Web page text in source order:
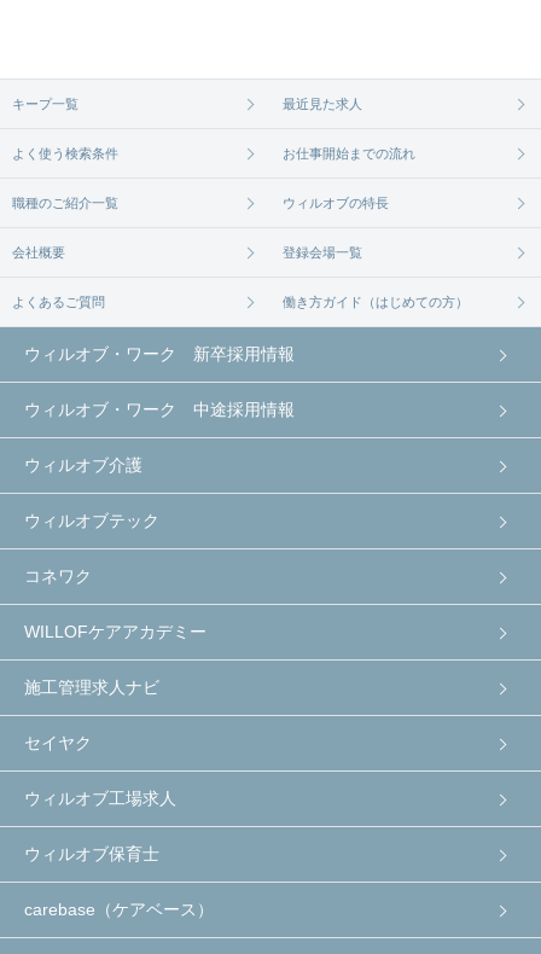
無料相談の登録はコチラから
キープ一覧 最近見た求人
よく使う検索条件 お仕事開始までの流れ
職種のご紹介一覧 ウィルオブの特長
会社概要 登録会場一覧
よくあるご質問 働き方ガイド（はじめての方）
ウィルオブ・ワーク 新卒採用情報
ウィルオブ・ワーク 中途採用情報
ウィルオブ介護
ウィルオブテック
コネワク
WILLOFケアアカデミー
施工管理求人ナビ
セイヤク
ウィルオブ工場求人
ウィルオブ保育士
carebase（ケアベース）